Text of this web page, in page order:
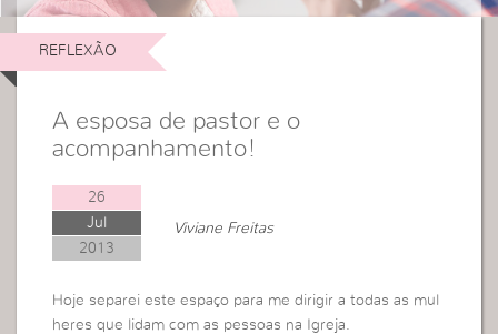
REFLEXÃO
A esposa de pastor e o
acompanhamento!
26
Jul
2013
Viviane Freitas
Hoje separei este espaço para me dirigir a todas as mul
heres que lidam com as pessoas na Igreja.